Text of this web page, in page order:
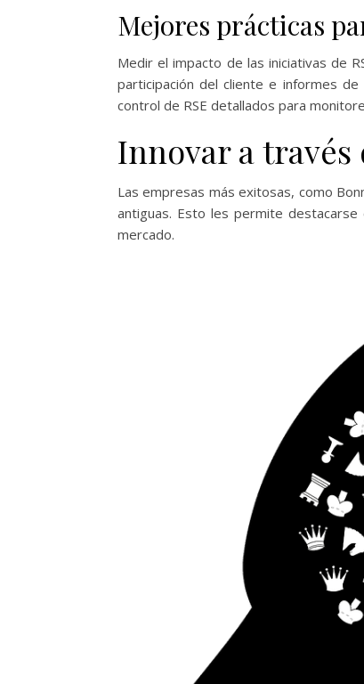
Mejores prácticas
Medir el impacto de las iniciativas de
participación del cliente e informes
control de RSE detallados para
Innovar a
Las empresas más exitosas, como
antiguas. Esto les permite
mercado.